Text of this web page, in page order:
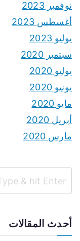
نوفمبر 2023
أغسطس 2023
يوليو 2023
سبتمبر 2020
يوليو 2020
يونيو 2020
مايو 2020
أبريل 2020
مارس 2020
أحدث المقالات